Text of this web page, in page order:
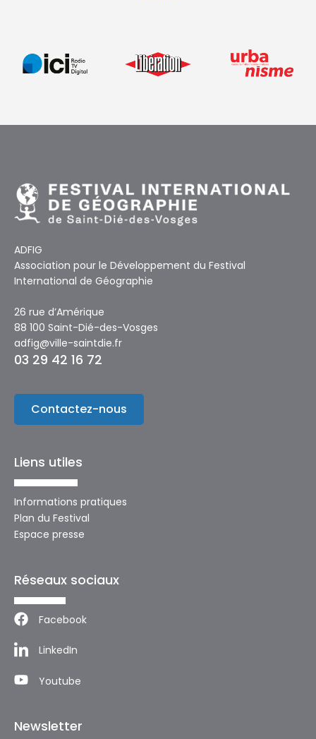
ADFIG
Association pour le Développement du Festival
International de Géographie
26 rue d’Amérique
88 100 Saint-Dié-des-Vosges
adfig@ville-saintdie.fr
03 29 42 16 72
Contactez-nous
Liens utiles
Informations pratiques
Plan du Festival
Espace presse
Réseaux sociaux
Facebook
LinkedIn
Youtube
Newsletter